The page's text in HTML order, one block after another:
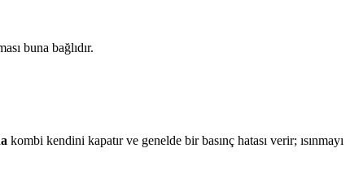
buna bağlıdır.
kombi kendini kapatır ve genelde bir basınç hatası verir; ısınmayı